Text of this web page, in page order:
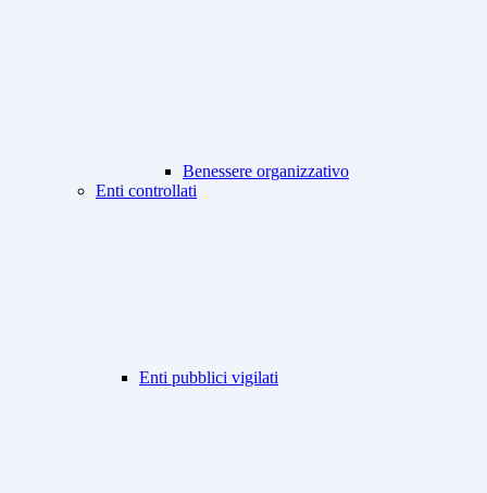
Benessere organizzativo
Enti controllati
Enti pubblici vigilati